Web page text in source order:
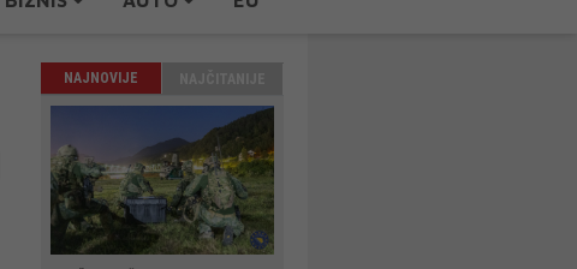
NAJNOVIJE